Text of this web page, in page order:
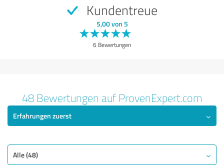
Kundentreue
5,00 von 5
6 Bewertungen
48 Bewertungen auf ProvenExpert.com
Erfahrungen zuerst
Alle (48)